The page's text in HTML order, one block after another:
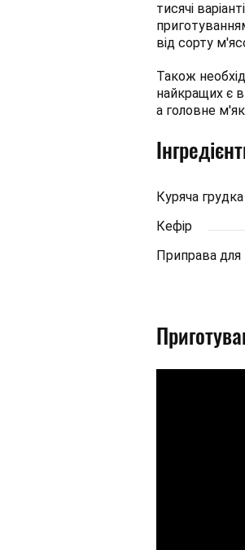
тисячі
від сорту
Також
найкращих є
а головне
Куряча грудка
Кефір
Приправа для